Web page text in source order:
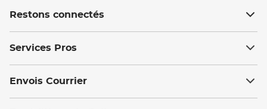
Restons connectés
Services Pros
Envois Courrier